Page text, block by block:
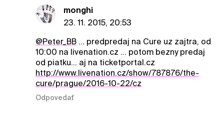
monghi
23. 11. 2015, 20:53
@Peter_BB... predpredaj na Cure uz zajtra, od
10:00 na livenation.cz ... potom bezny predaj
od piatku... aj na ticketportal.cz
http://www.livenation.cz/show/787876/the-
cure/prague/2016-10-22/cz
Odpovedať